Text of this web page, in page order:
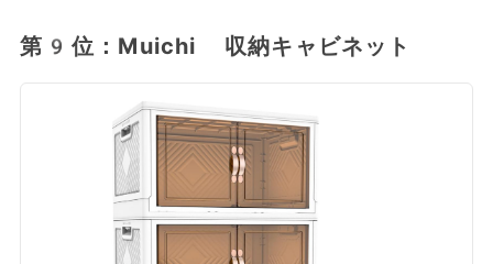
第9位：Muichi 収納キャビネット